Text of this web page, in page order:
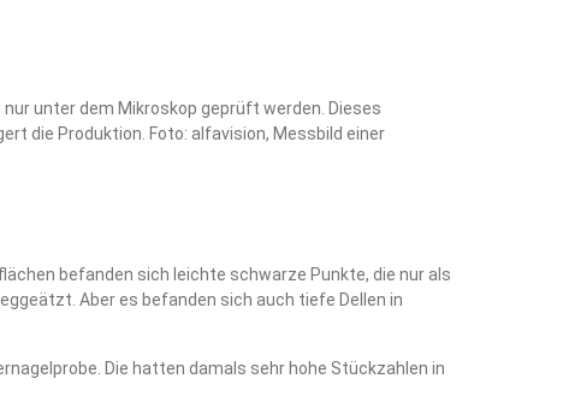
nur unter dem Mikroskop geprüft werden. Dieses
die Produktion. Foto: alfavision, Messbild einer
befanden sich leichte schwarze Punkte, die nur als
Aber es befanden sich auch tiefe Dellen in
Die hatten damals sehr hohe Stückzahlen in